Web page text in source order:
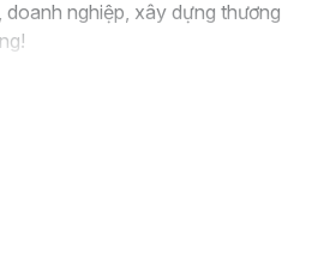
nghiệp, xây dựng thương